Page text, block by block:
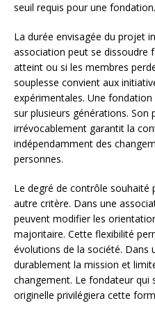
seuil requis pour une fondation.
La durée envisagée du projet
association peut se dissoudre
atteint ou si les membres
souplesse convient aux
expérimentales. Une fondation
sur plusieurs générations. Son
irrévocablement garantit la
indépendamment des
personnes.
Le degré de contrôle souhaité
autre critère. Dans une
peuvent modifier les
majoritaire. Cette flexibilité
évolutions de la société.
durablement la mission et
changement. Le fondateur qui
originelle privilégiera cette